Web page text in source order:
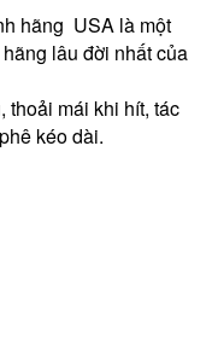
hãng USA là một
lâu đời nhất của
thoải mái khi hít, tác
kéo dài.